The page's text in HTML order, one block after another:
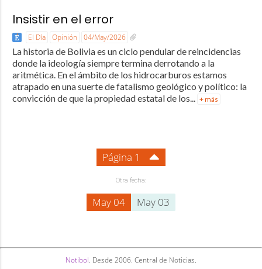
Insistir en el error
El Día Opinión 04/May/2026
La historia de Bolivia es un ciclo pendular de reincidencias
donde la ideología siempre termina derrotando a la
aritmética. En el ámbito de los hidrocarburos estamos
atrapado en una suerte de fatalismo geológico y político: la
convicción de que la propiedad estatal de los... + más
Página 1
Otra fecha:
May 04 May 03
Notibol. Desde 2006. Central de Noticias.